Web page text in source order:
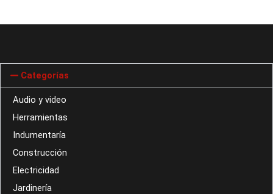
Categorías
Audio y video
Herramientas
Indumentaría
Construcción
Electricidad
Jardinería